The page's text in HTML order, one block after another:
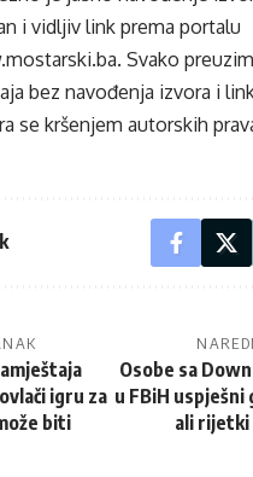
i vidljiv link prema portalu
. Svako
bez navođenja izvora i
se kršenjem autorskih
igru za
biti
Osobe sa
u FBiH uspješni
ali rijetki